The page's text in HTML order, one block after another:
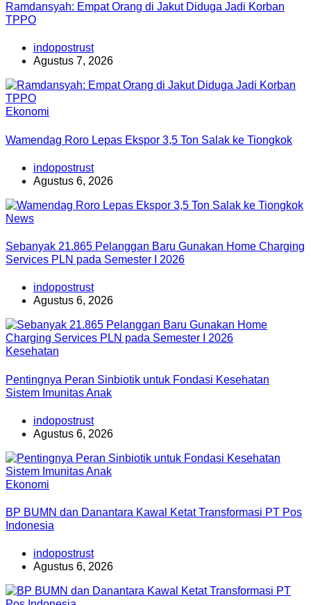
Ramdansyah: Empat Orang di Jakut Diduga Jadi Korban
TPPO
indopostrust
Agustus 7, 2026
Ekonomi
Wamendag Roro Lepas Ekspor 3,5 Ton Salak ke Tiongkok
indopostrust
Agustus 6, 2026
News
Sebanyak 21.865 Pelanggan Baru Gunakan Home Charging
Services PLN pada Semester I 2026
indopostrust
Agustus 6, 2026
Kesehatan
Pentingnya Peran Sinbiotik untuk Fondasi Kesehatan
Sistem Imunitas Anak
indopostrust
Agustus 6, 2026
Ekonomi
BP BUMN dan Danantara Kawal Ketat Transformasi PT Pos
Indonesia
indopostrust
Agustus 6, 2026